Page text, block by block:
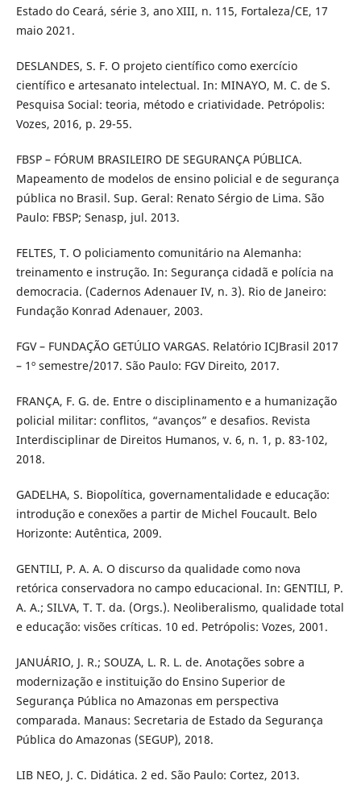
Estado do Ceará, série 3, ano XIII, n. 115, Fortaleza/CE, 17
maio 2021.
DESLANDES, S. F. O projeto científico como exercício
científico e artesanato intelectual. In: MINAYO, M. C. de S.
Pesquisa Social: teoria, método e criatividade. Petrópolis:
Vozes, 2016, p. 29-55.
FBSP – FÓRUM BRASILEIRO DE SEGURANÇA PÚBLICA.
Mapeamento de modelos de ensino policial e de segurança
pública no Brasil. Sup. Geral: Renato Sérgio de Lima. São
Paulo: FBSP; Senasp, jul. 2013.
FELTES, T. O policiamento comunitário na Alemanha:
treinamento e instrução. In: Segurança cidadã e polícia na
democracia. (Cadernos Adenauer IV, n. 3). Rio de Janeiro:
Fundação Konrad Adenauer, 2003.
FGV – FUNDAÇÃO GETÚLIO VARGAS. Relatório ICJBrasil 2017
– 1º semestre/2017. São Paulo: FGV Direito, 2017.
FRANÇA, F. G. de. Entre o disciplinamento e a humanização
policial militar: conflitos, “avanços” e desafios. Revista
Interdisciplinar de Direitos Humanos, v. 6, n. 1, p. 83-102,
2018.
GADELHA, S. Biopolítica, governamentalidade e educação:
introdução e conexões a partir de Michel Foucault. Belo
Horizonte: Autêntica, 2009.
GENTILI, P. A. A. O discurso da qualidade como nova
retórica conservadora no campo educacional. In: GENTILI, P.
A. A.; SILVA, T. T. da. (Orgs.). Neoliberalismo, qualidade total
e educação: visões críticas. 10 ed. Petrópolis: Vozes, 2001.
JANUÁRIO, J. R.; SOUZA, L. R. L. de. Anotações sobre a
modernização e instituição do Ensino Superior de
Segurança Pública no Amazonas em perspectiva
comparada. Manaus: Secretaria de Estado da Segurança
Pública do Amazonas (SEGUP), 2018.
LIB NEO, J. C. Didática. 2 ed. São Paulo: Cortez, 2013.